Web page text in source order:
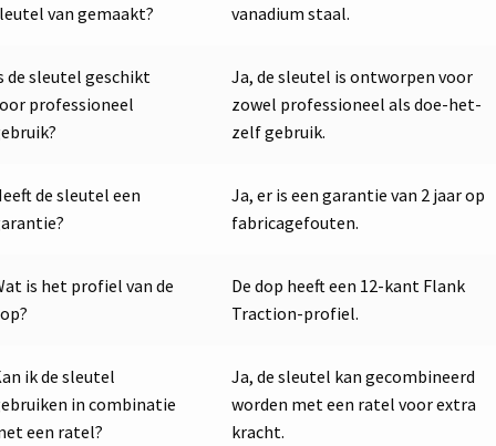
van gemaakt?
vanadium staal.
de sleutel geschikt
professioneel
Ja, de sleutel is ontworpen voor
zowel professioneel als doe-het-
zelf gebruik.
de sleutel een
Ja, er is een garantie van 2 jaar op
fabricagefouten.
is het profiel van de
De dop heeft een 12-kant Flank
Traction-profiel.
ik de sleutel
in combinatie
een ratel?
Ja, de sleutel kan gecombineerd
worden met een ratel voor extra
kracht.